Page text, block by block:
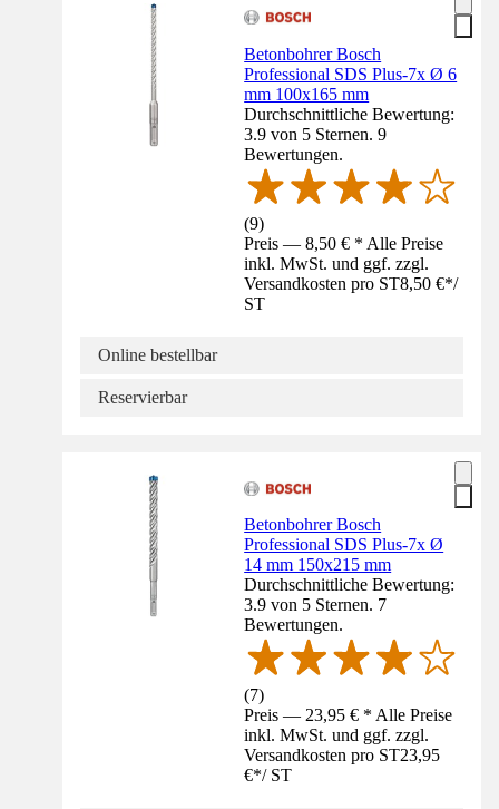
Betonbohrer Bosch
Professional SDS Plus-7x Ø 6
mm 100x165 mm
Durchschnittliche Bewertung:
3.9 von 5 Sternen. 9
Bewertungen.
(9)
Preis — 8,50 € * Alle Preise
inkl. MwSt. und ggf. zzgl.
Versandkosten pro ST8,50 €*/
ST
Online bestellbar
Reservierbar
Betonbohrer Bosch
Professional SDS Plus-7x Ø
14 mm 150x215 mm
Durchschnittliche Bewertung:
3.9 von 5 Sternen. 7
Bewertungen.
(7)
Preis — 23,95 € * Alle Preise
inkl. MwSt. und ggf. zzgl.
Versandkosten pro ST23,95
€*/ ST